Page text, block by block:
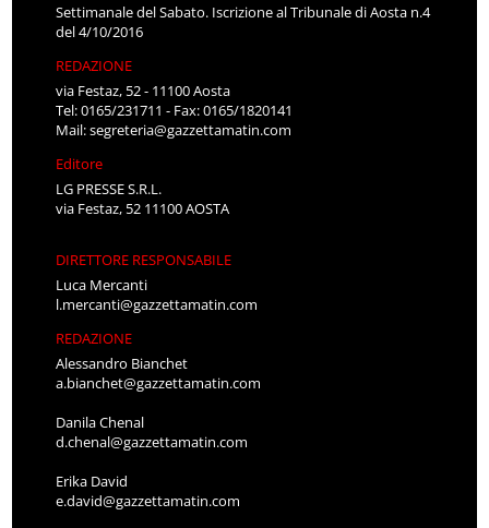
Settimanale del Sabato. Iscrizione al Tribunale di Aosta n.4
del 4/10/2016
REDAZIONE
via Festaz, 52 - 11100 Aosta
Tel: 0165/231711 - Fax: 0165/1820141
Mail:segreteria@gazzettamatin.com
Editore
LG PRESSE S.R.L.
via Festaz, 52 11100 AOSTA
DIRETTORE RESPONSABILE
Luca Mercanti
l.mercanti@gazzettamatin.com
REDAZIONE
Alessandro Bianchet
a.bianchet@gazzettamatin.com
Danila Chenal
d.chenal@gazzettamatin.com
Erika David
e.david@gazzettamatin.com